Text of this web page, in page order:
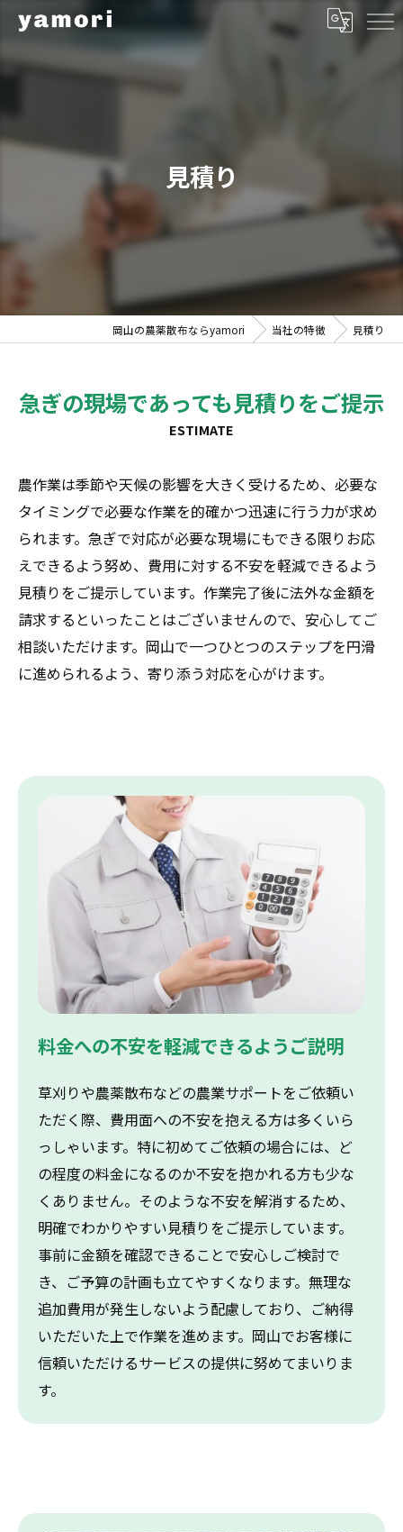
見積り
岡山の農薬散布ならyamori 当社の特徴 見積り
急ぎの現場であっても見積りをご提示
ESTIMATE
農作業は季節や天候の影響を大きく受けるため、必要な
タイミングで必要な作業を的確かつ迅速に行う力が求め
られます。急ぎで対応が必要な現場にもできる限りお応
えできるよう努め、費用に対する不安を軽減できるよう
見積りをご提示しています。作業完了後に法外な金額を
請求するといったことはございませんので、安心してご
相談いただけます。岡山で一つひとつのステップを円滑
に進められるよう、寄り添う対応を心がけます。
料金への不安を軽減できるようご説明
草刈りや農薬散布などの農業サポートをご依頼い
ただく際、費用面への不安を抱える方は多くいら
っしゃいます。特に初めてご依頼の場合には、ど
の程度の料金になるのか不安を抱かれる方も少な
くありません。そのような不安を解消するため、
明確でわかりやすい見積りをご提示しています。
事前に金額を確認できることで安心しご検討で
き、ご予算の計画も立てやすくなります。無理な
追加費用が発生しないよう配慮しており、ご納得
いただいた上で作業を進めます。岡山でお客様に
信頼いただけるサービスの提供に努めてまいりま
す。